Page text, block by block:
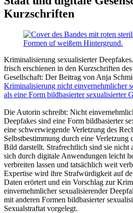
Kurzschriften
Kriminalisierung sexualisierter
frisch erschienen in den Kurzschriften
Gesellschaft: Der Beitrag von Anja
Kriminalisierung nicht einvernehmlicher
als eine Form bildbasierter sexualisierter
Die Autorin schreibt: Nicht
Deepfakes sind eine Form bildbasierter
eine schwerwiegende Verletzung des
Selbstbestimmung durch eine Verletzung
Bild darstellt. Strafrechtlich sind sie nicht
sich durch digitale Anwendungen leicht
verbreiten lassen und tatsächlich weit
Expertise wird ihre Strafwürdigkeit auf
Daten erörtert und ein Vorschlag zur
einvernehmlicher sexualisierender
mit anderen Formen bildbasierter
Sexualstraftat vorgelegt.